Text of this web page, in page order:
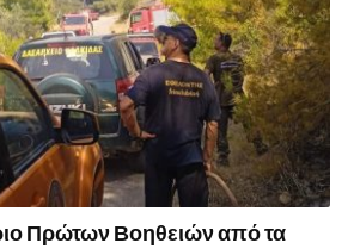
Πρώτων Βοηθειών από τα